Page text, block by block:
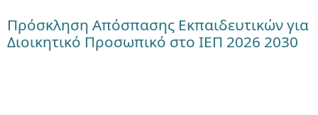
Πρόσκληση Απόσπασης Εκπαιδευτικών για
Διοικητικό Προσωπικό στο ΙΕΠ 2026 2030